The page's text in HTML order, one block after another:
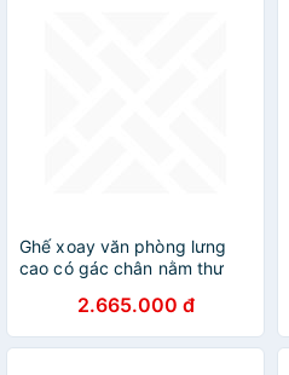
Ghế xoay văn phòng lưng
cao có gác chân nằm thư
Capta Ghế trưởng phòng
lưng lưới nệm vải màu đen
khung nhựa PP màu trắng
2.665.000 đ